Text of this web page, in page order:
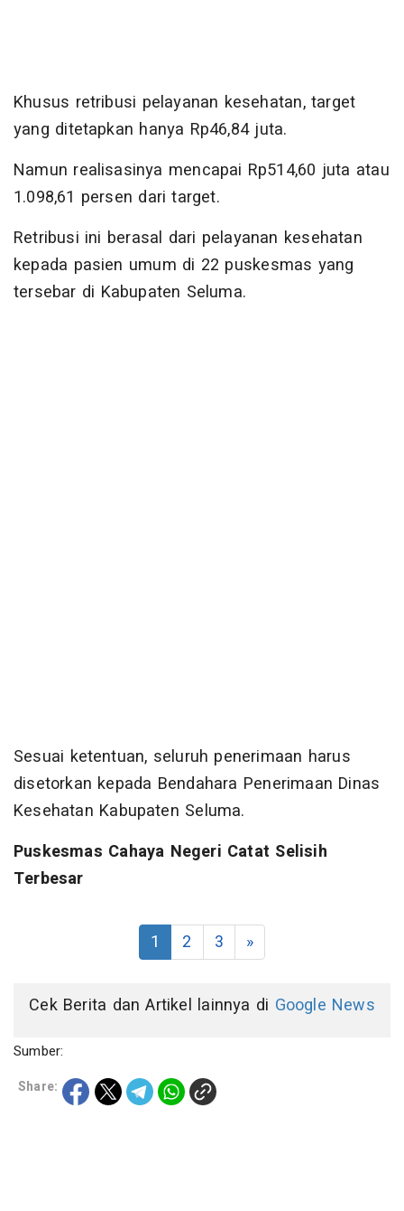
Khusus retribusi pelayanan kesehatan, target
yang ditetapkan hanya Rp46,84 juta.
Namun realisasinya mencapai Rp514,60 juta atau
1.098,61 persen dari target.
Retribusi ini berasal dari pelayanan kesehatan
kepada pasien umum di 22 puskesmas yang
tersebar di Kabupaten Seluma.
Sesuai ketentuan, seluruh penerimaan harus
disetorkan kepada Bendahara Penerimaan Dinas
Kesehatan Kabupaten Seluma.
Puskesmas Cahaya Negeri Catat Selisih
Terbesar
1 2 3 »
Cek Berita dan Artikel lainnya di Google News
Sumber:
Share: